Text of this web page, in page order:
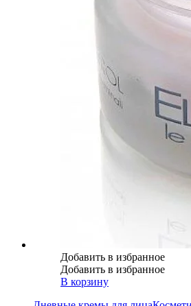
Добавить в избранное
Добавить в избранное
В корзину